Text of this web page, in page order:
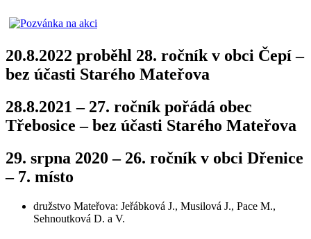
20.8.2022 proběhl 28. ročník v obci Čepí –
bez účasti Starého Mateřova
28.8.2021 – 27. ročník pořádá obec
Třebosice – bez účasti Starého Mateřova
29. srpna 2020 – 26. ročník v obci Dřenice
– 7. místo
družstvo Mateřova: Jeřábková J., Musilová J., Pace M.,
Sehnoutková D. a V.